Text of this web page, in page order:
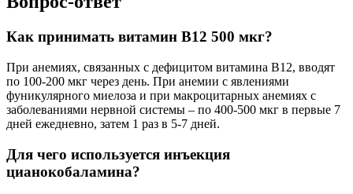
Как принимать витамин В12 500 мкг?
При анемиях, связанных с дефицитом витамина B12, вводят
по 100-200 мкг через день. При анемии с явлениями
фуникулярного миелоза и при макроцитарных анемиях с
заболеваниями нервной системы – по 400-500 мкг в первые 7
дней ежедневно, затем 1 раз в 5-7 дней.
Для чего используется инъекция
цианокобаламина?